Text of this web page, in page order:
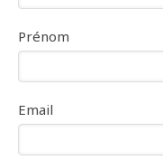
Prénom
Email